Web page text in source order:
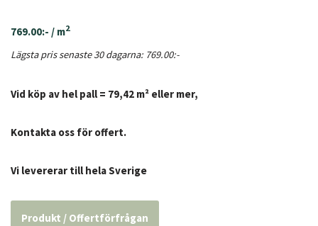
769.00:- / m2
Lägsta pris senaste 30 dagarna: 769.00:-
Vid köp av hel pall = 79,42 m² eller mer,
Kontakta oss för offert.
Vi levererar till hela Sverige
Produkt / Offertförfrågan